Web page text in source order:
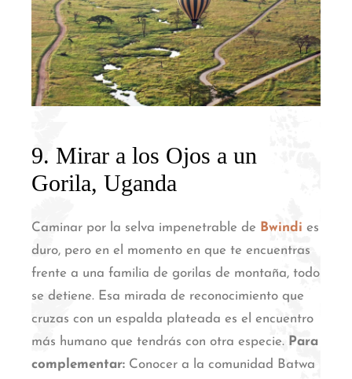
9. Mirar a los Ojos a un
Gorila, Uganda
Caminar por la selva impenetrable de Bwindi es
duro, pero en el momento en que te encuentras
frente a una familia de gorilas de montaña, todo
se detiene. Esa mirada de reconocimiento que
cruzas con un espalda plateada es el encuentro
más humano que tendrás con otra especie. Para
complementar: Conocer a la comunidad Batwa